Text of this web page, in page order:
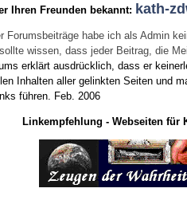
Ihren Freunden bekannt: kath-
Forumsbeiträge habe ich als Admin
wissen, dass jeder Beitrag, die
erklärt ausdrücklich, dass er
Inhalten aller gelinkten Seiten und
führen. Feb. 2006
Linkempfehlung - Webseiten für